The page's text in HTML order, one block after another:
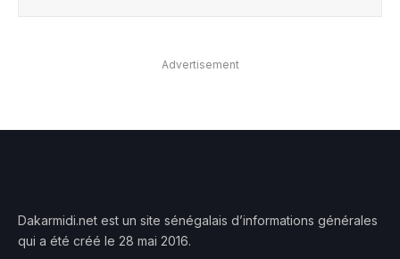
Advertisement
Dakarmidi.net est un site sénégalais d’informations générales
qui a été créé le 28 mai 2016.